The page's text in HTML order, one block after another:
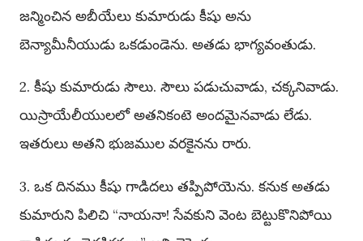
జన్మించిన అబీయేలు కుమారుడు కీషు అను
బెన్యామీనీయుడు ఒకడుండెను. అతడు భాగ్యవంతుడు.
2. కీషు కుమారుడు సౌలు. సౌలు పడుచువాడు, చక్కనివాడు.
యిస్రాయేలీయులలో అతనికంటె అందమైనవాడు లేడు.
ఇతరులు అతని భుజముల వరకైనను రారు.
3. ఒక దినము కీషు గాడిదలు తప్పిపోయెను. కనుక అతడు
కుమారుని పిలిచి “నాయనా! సేవకుని వెంట బెట్టుకొనిపోయి